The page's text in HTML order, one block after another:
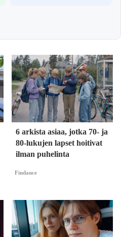
6 arkista asiaa, jotka 70- ja
80-lukujen lapset hoitivat
ilman puhelinta
Findance